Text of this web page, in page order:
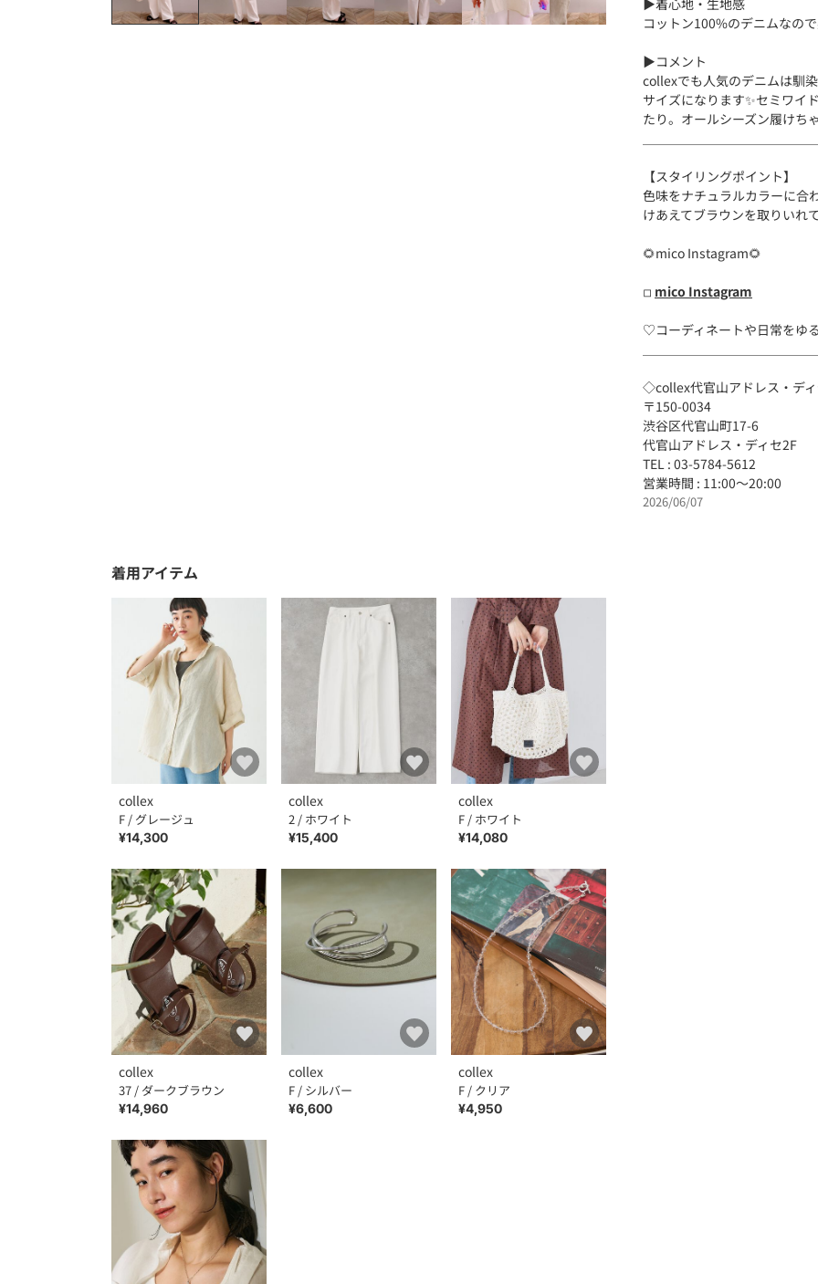
▶︎着心地・生地感
コットン100%のデニムなので
▶︎コメント
collexでも人気のデニムは馴
サイズになります✨セミワイ
たり。オールシーズン履けち
【スタイリングポイント】
色味をナチュラルカラーに合
けあえてブラウンを取りいれ
🌻mico Instagram🌻
◽︎ mico Instagram
♡コーディネートや日常をゆ
◇collex代官山アドレス・デ
〒150-0034
渋谷区代官山町17-6
代官山アドレス・ディセ2F
TEL : 03-5784-5612
営業時間 : 11:00～20:00
2026/06/07
着用アイテム
collex
F / グレージュ
¥14,300
collex
2 / ホワイト
¥15,400
collex
F / ホワイト
¥14,080
collex
37 / ダークブラウン
¥14,960
collex
F / シルバー
¥6,600
collex
F / クリア
¥4,950